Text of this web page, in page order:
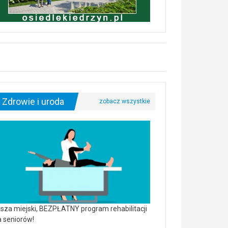
Zdrowie i uroda
miejski, BEZPŁATNY program rehabilitacji
seniorów!